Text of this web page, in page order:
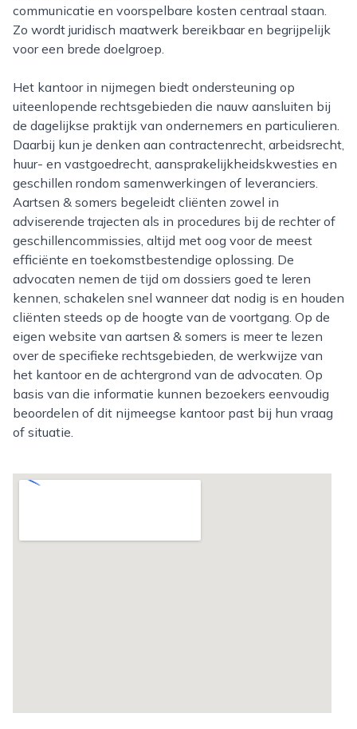
communicatie en voorspelbare kosten centraal staan.
Zo wordt juridisch maatwerk bereikbaar en begrijpelijk
voor een brede doelgroep.
Het kantoor in nijmegen biedt ondersteuning op
uiteenlopende rechtsgebieden die nauw aansluiten bij
de dagelijkse praktijk van ondernemers en particulieren.
Daarbij kun je denken aan contractenrecht, arbeidsrecht,
huur- en vastgoedrecht, aansprakelijkheidskwesties en
geschillen rondom samenwerkingen of leveranciers.
Aartsen & somers begeleidt cliënten zowel in
adviserende trajecten als in procedures bij de rechter of
geschillencommissies, altijd met oog voor de meest
efficiënte en toekomstbestendige oplossing. De
advocaten nemen de tijd om dossiers goed te leren
kennen, schakelen snel wanneer dat nodig is en houden
cliënten steeds op de hoogte van de voortgang. Op de
eigen website van aartsen & somers is meer te lezen
over de specifieke rechtsgebieden, de werkwijze van
het kantoor en de achtergrond van de advocaten. Op
basis van die informatie kunnen bezoekers eenvoudig
beoordelen of dit nijmeegse kantoor past bij hun vraag
of situatie.